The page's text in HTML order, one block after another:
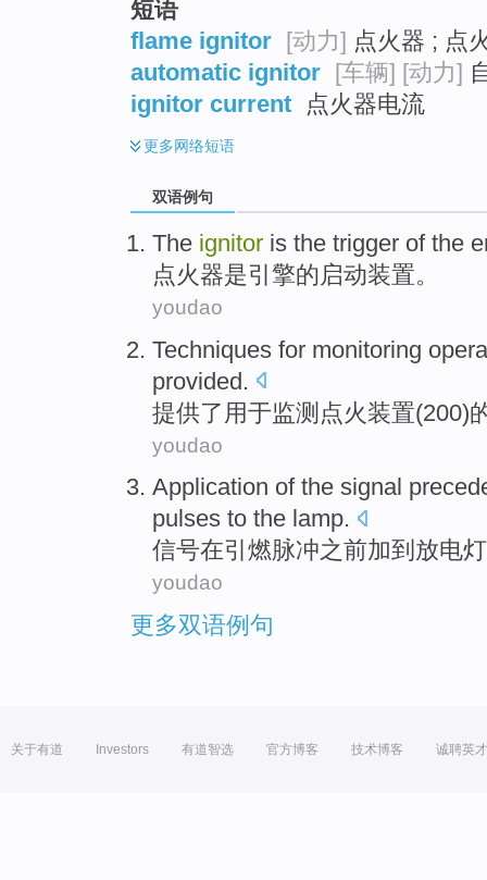
短语
flame ignitor [动力] 点火器 ; 点
automatic ignitor [车辆] [动力]
ignitor current
点火器电流
更多网络短语
双语例句
The ignitor is the trigger ofthe
点火器是引擎的 启动装置。
youdao
Techniques for monitoring
provided.
提供了 用于监测 点火装置(200)
youdao
Application of the signal
pulses to the lamp.
信号在引燃脉冲之前加到 放电灯
youdao
更多双语例句
关于有道 Investors 有道智选 官方博客 技术博客 诚聘英才